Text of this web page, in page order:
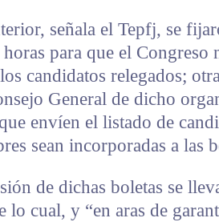
señala el Tepfj, se
horas para que el
candidatos relegados;
General de dicho
envíen el listado de
sean incorporadas a las
de dichas boletas se
lo cual, y “en aras de